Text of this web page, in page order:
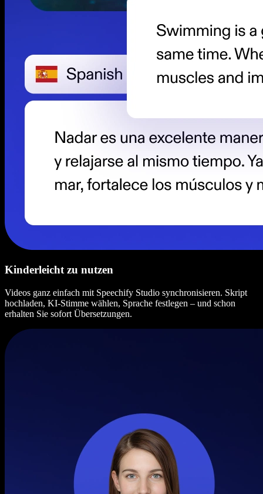
Kinderleicht zu nutzen
Videos ganz einfach mit Speechify Studio synchronisieren. Skript
hochladen, KI-Stimme wählen, Sprache festlegen – und schon
erhalten Sie sofort Übersetzungen.